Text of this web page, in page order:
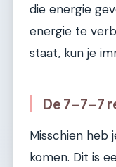
die energie
energie te
staat, kun je
De 7-7-7
Misschien heb
komen. Dit is